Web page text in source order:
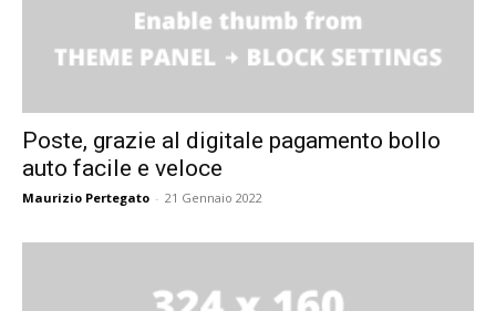
Poste, grazie al digitale pagamento bollo
auto facile e veloce
Maurizio Pertegato - 21 Gennaio 2022